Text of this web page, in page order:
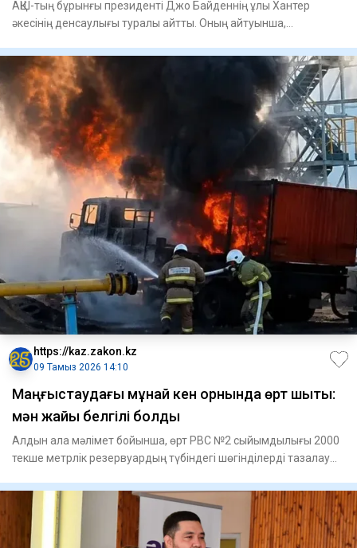
АҚШ-тың бұрынғы президенті Джо Байденнің ұлы Хантер
әкесінің денсаулығы туралы айтты. Оның айтуынша,
https://kaz.zakon.kz
09 Тамыз 2026 14:10
Маңғыстаудағы мұнай кен орнында өрт шықты:
мән жайы белгілі болды
Алдын ала мәлімет бойынша, өрт РВС №2 сыйымдылығы 2000
текше метрлік резервуардың түбіндегі шөгінділерді тазалау